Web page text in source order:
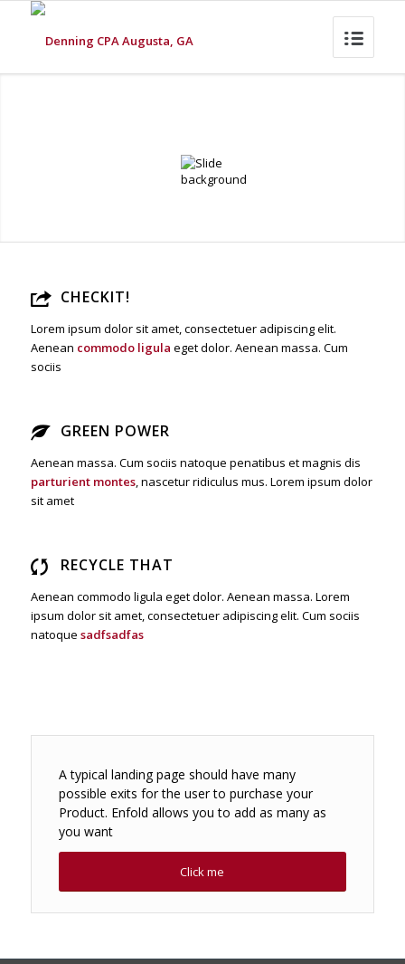
CHECKIT!
Lorem ipsum dolor sit amet, consectetuer adipiscing elit.
Aenean commodo ligula eget dolor. Aenean massa. Cum
sociis
GREEN POWER
Aenean massa. Cum sociis natoque penatibus et magnis dis
parturient montes, nascetur ridiculus mus. Lorem ipsum dolor
sit amet
RECYCLE THAT
Aenean commodo ligula eget dolor. Aenean massa. Lorem
ipsum dolor sit amet, consectetuer adipiscing elit. Cum sociis
natoque sadfsadfas
A typical landing page should have many
possible exits for the user to purchase your
Product. Enfold allows you to add as many as
you want
Click me